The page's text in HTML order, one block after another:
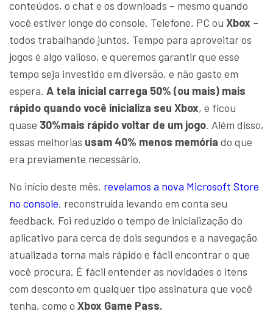
conteúdos, o chat e os downloads – mesmo quando
você estiver longe do console. Telefone, PC ou Xbox –
todos trabalhando juntos. Tempo para aproveitar os
jogos é algo valioso, e queremos garantir que esse
tempo seja investido em diversão, e não gasto em
espera. A tela inicial carrega 50% (ou mais) mais
rápido quando você inicializa seu Xbox, e ficou
quase 30%mais rápido voltar de um jogo. Além disso,
essas melhorias usam 40% menos memória do que
era previamente necessário.
No início deste mês, revelamos a nova Microsoft Store
no console, reconstruída levando em conta seu
feedback. Foi reduzido o tempo de inicialização do
aplicativo para cerca de dois segundos e a navegação
atualizada torna mais rápido e fácil encontrar o que
você procura. É fácil entender as novidades o itens
com desconto em qualquer tipo assinatura que você
tenha, como o Xbox Game Pass.